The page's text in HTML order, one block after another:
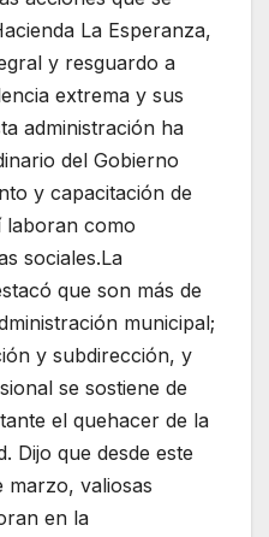
La Esperanza,
y resguardo a
extrema y sus
administración ha
del Gobierno
y capacitación de
laboran como
sociales.La
que son más de
municipal;
y subdirección, y
se sostiene de
el quehacer de la
Dijo que desde este
marzo, valiosas
en la